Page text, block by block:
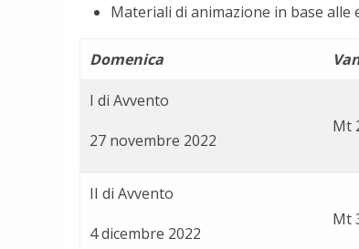
Materiali di animazione in base alle
Domenica
I di Avvento
27 novembre 2022
Mt
II di Avvento
4 dicembre 2022
Mt